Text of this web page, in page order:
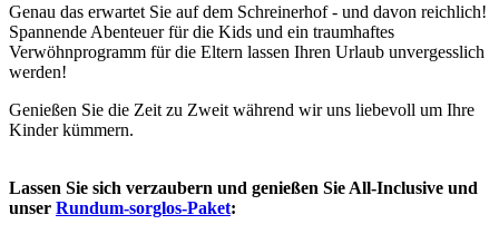
Genau das erwartet Sie auf dem Schreinerhof - und davon reichlich!
Spannende Abenteuer für die Kids und ein traumhaftes
Verwöhnprogramm für die Eltern lassen Ihren Urlaub unvergesslich
werden!
Genießen Sie die Zeit zu Zweit während wir uns liebevoll um Ihre
Kinder kümmern.
Lassen Sie sich verzaubern und genießen Sie All-Inclusive und
unser Rundum-sorglos-Paket: